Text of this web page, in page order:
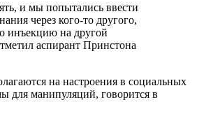
и мы попытались ввести
через кого-то другого,
инъекцию на другой
аспирант Принстона
на настроения в социальных
для манипуляций, говорится в